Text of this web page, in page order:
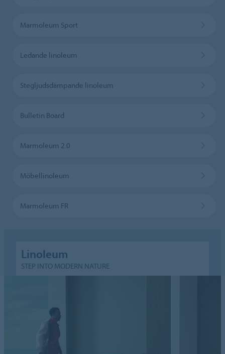
Marmoleum Sport
Ledande linoleum
Stegljudsdämpande linoleum
Bulletin Board
Marmoleum 2.0
Möbellinoleum
Marmoleum FR
Linoleum
STEP INTO MODERN NATURE